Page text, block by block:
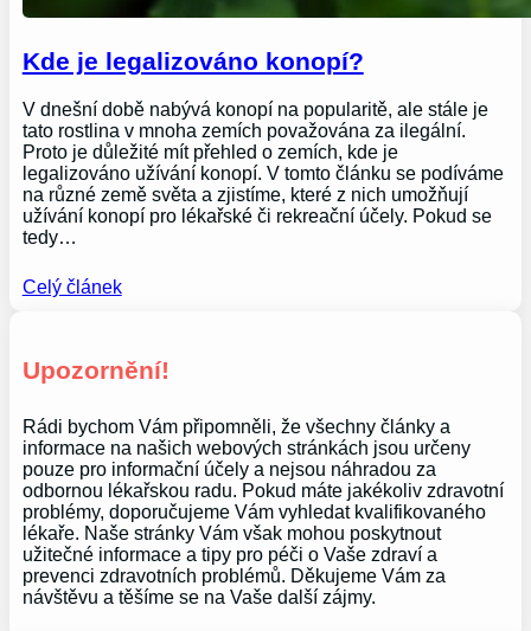
Kde je legalizováno konopí?
V dnešní době nabývá konopí na popularitě, ale stále je
tato rostlina v mnoha zemích považována za ilegální.
Proto je důležité mít přehled o zemích, kde je
legalizováno užívání konopí. V tomto článku se podíváme
na různé země světa a zjistíme, které z nich umožňují
užívání konopí pro lékařské či rekreační účely. Pokud se
tedy…
Celý článek
Upozornění!
Rádi bychom Vám připomněli, že všechny články a
informace na našich webových stránkách jsou určeny
pouze pro informační účely a nejsou náhradou za
odbornou lékařskou radu. Pokud máte jakékoliv zdravotní
problémy, doporučujeme Vám vyhledat kvalifikovaného
lékaře. Naše stránky Vám však mohou poskytnout
užitečné informace a tipy pro péči o Vaše zdraví a
prevenci zdravotních problémů. Děkujeme Vám za
návštěvu a těšíme se na Vaše další zájmy.